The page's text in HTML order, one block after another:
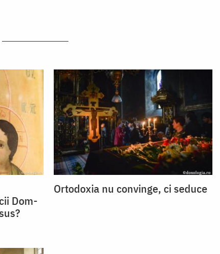
Dom­
Ortodoxia nu convinge, ci seduce